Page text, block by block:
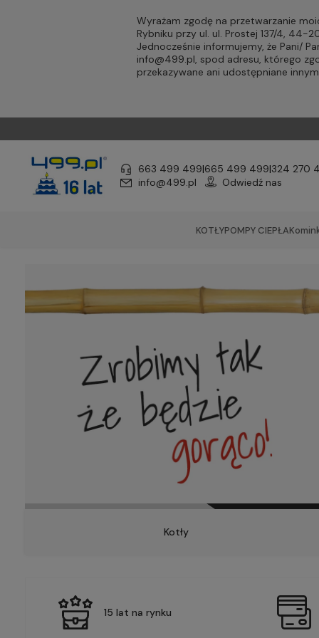
Wyrażam zgodę na przetwarzanie
Rybniku przy ul. ul. Prostej 137/4, 44-
Jednocześnie informujemy, że Pani/
info@499.pl, spod adresu, którego
przekazywane ani udostępniane
663 499 499|665 499 499|324 270
info@499.pl
Odwiedź nas
KOTŁYPOMPY CIEPŁA
Kotły
15 lat na rynku